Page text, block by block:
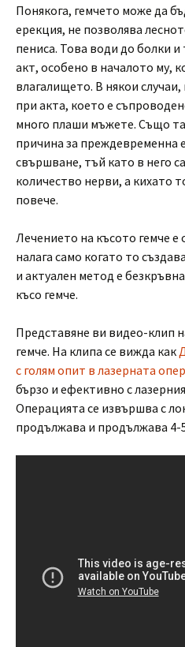
Понякога, гемчето може да
ерекция, не позволява
пениса. Това води до болки
акт, особено в началото му,
влагалището. В някои
при акта, което е
много плаши мъжете. Също
причина за преждевременна
свършване, тъй като в него
количество нерви, а кихато
повече.
Лечението на късото гемче
налага само когато то
и актуален метод е
късо гемче.
Представяне ви видео-клип
гемче. На клипа се вижда как
с голям опит в лазерната
бързо и ефективно с
Операцията се извършва с
продължава и продължава 4-